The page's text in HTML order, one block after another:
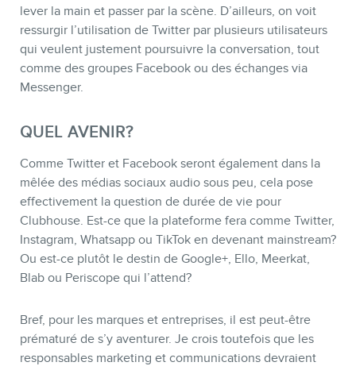
lever la main et passer par la scène. D’ailleurs, on voit
ressurgir l’utilisation de Twitter par plusieurs utilisateurs
qui veulent justement poursuivre la conversation, tout
comme des groupes Facebook ou des échanges via
Messenger.
QUEL AVENIR?
Comme Twitter et Facebook seront également dans la
mêlée des médias sociaux audio sous peu, cela pose
effectivement la question de durée de vie pour
Clubhouse. Est-ce que la plateforme fera comme Twitter,
Instagram, Whatsapp ou TikTok en devenant mainstream?
Ou est-ce plutôt le destin de Google+, Ello, Meerkat,
Blab ou Periscope qui l’attend?
Bref, pour les marques et entreprises, il est peut-être
prématuré de s’y aventurer. Je crois toutefois que les
responsables marketing et communications devraient